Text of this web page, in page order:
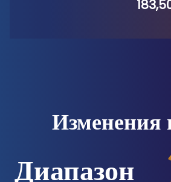
Изменения
Диапазон